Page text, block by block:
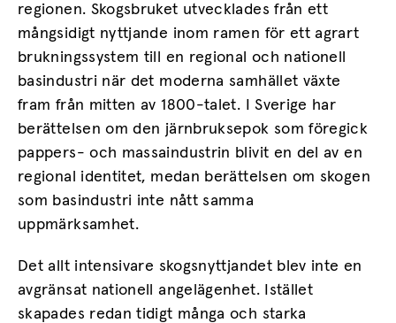
regionen. Skogsbruket utvecklades från ett
mångsidigt nyttjande inom ramen för ett agrart
brukningssystem till en regional och nationell
basindustri när det moderna samhället växte
fram från mitten av 1800-talet. I Sverige har
berättelsen om den järnbruksepok som föregick
pappers- och massaindustrin blivit en del av en
regional identitet, medan berättelsen om skogen
som basindustri inte nått samma
uppmärksamhet.
Det allt intensivare skogsnyttjandet blev inte en
avgränsat nationell angelägenhet. Istället
skapades redan tidigt många och starka